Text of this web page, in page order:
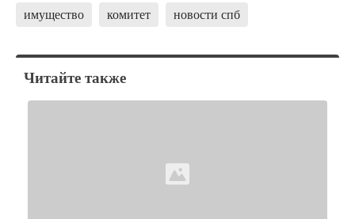
имущество комитет новости спб
Читайте также